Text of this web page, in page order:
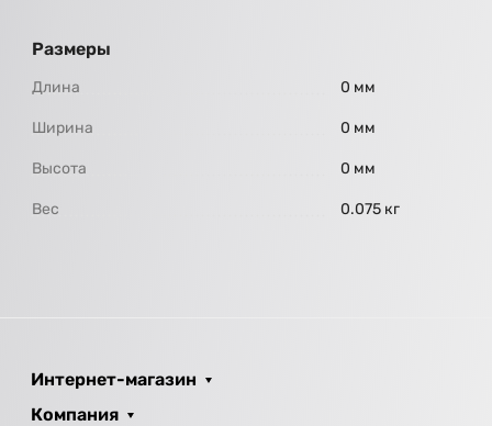
Размеры
Длина 0 мм
Ширина 0 мм
Высота 0 мм
Вес 0.075 кг
Интернет-магазин
Компания